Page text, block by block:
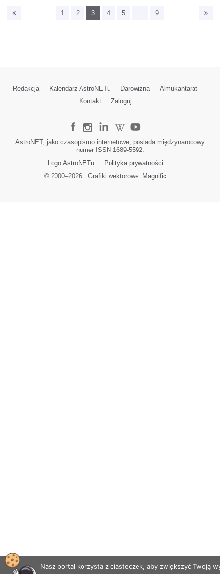
1 2 3 4 5 … 9
Redakcja Kalendarz AstroNETu Darowizna
Almukantarat
Kontakt
Zaloguj
AstroNET, jako czasopismo internetowe, posiada międzynarodowy
numer ISSN 1689-5592.
Logo AstroNETu
Polityka prywatności
© 2000–2026Grafiki wektorowe: Magnific
Nasz portal korzysta z ciasteczek, aby zwiększyć Twoją